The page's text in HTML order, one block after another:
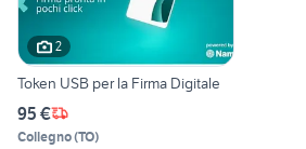
2
Token USB per la Firma Digitale
95 €
Collegno(TO)